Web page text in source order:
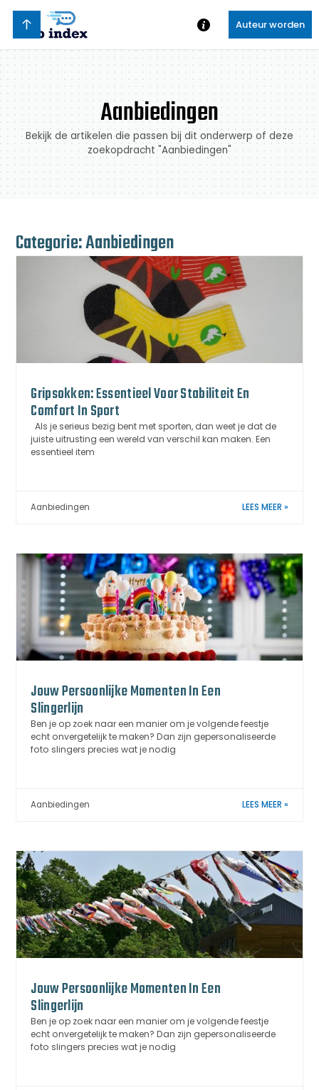
Auteur worden
Aanbiedingen
Bekijk de artikelen die passen bij dit onderwerp of deze
zoekopdracht "Aanbiedingen"
Categorie: Aanbiedingen
Gripsokken: Essentieel Voor Stabiliteit En
Comfort In Sport
Als je serieus bezig bent met sporten, dan weet je dat de
juiste uitrusting een wereld van verschil kan maken. Een
essentieel item
Aanbiedingen LEES MEER »
Jouw Persoonlijke Momenten In Een
Slingerlijn
Ben je op zoek naar een manier om je volgende feestje
echt onvergetelijk te maken? Dan zijn gepersonaliseerde
foto slingers precies wat je nodig
Aanbiedingen LEES MEER »
Jouw Persoonlijke Momenten In Een
Slingerlijn
Ben je op zoek naar een manier om je volgende feestje
echt onvergetelijk te maken? Dan zijn gepersonaliseerde
foto slingers precies wat je nodig